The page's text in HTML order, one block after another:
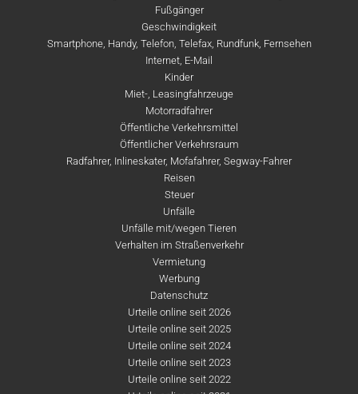
Fußgänger
Geschwindigkeit
Smartphone, Handy, Telefon, Telefax, Rundfunk, Fernsehen
Internet, E-Mail
Kinder
Miet-, Leasingfahrzeuge
Motorradfahrer
Öffentliche Verkehrsmittel
Öffentlicher Verkehrsraum
Radfahrer, Inlineskater, Mofafahrer, Segway-Fahrer
Reisen
Steuer
Unfälle
Unfälle mit/wegen Tieren
Verhalten im Straßenverkehr
Vermietung
Werbung
Datenschutz
Urteile online seit 2026
Urteile online seit 2025
Urteile online seit 2024
Urteile online seit 2023
Urteile online seit 2022